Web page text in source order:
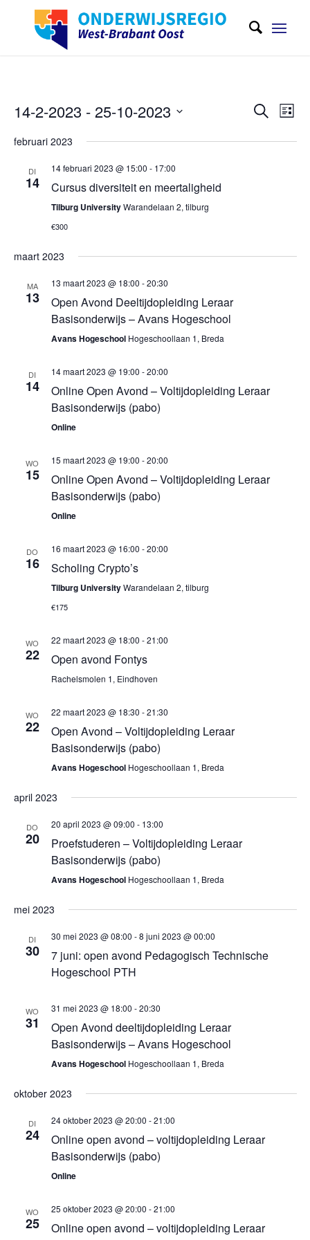
Zoeken
Lijst
14-2-2023 - 25-10-2023
datum
februari 2023
DI
14
14 februari 2023 @ 15:00 - 17:00
Cursus diversiteit en meertaligheid
Tilburg UniversityWarandelaan 2, tilburg
€300
maart 2023
MA
13
13 maart 2023 @ 18:00 -20:30
Open Avond Deeltijdopleiding Leraar
Basisonderwijs – Avans Hogeschool
Avans Hogeschool Hogeschoollaan 1, Breda
DI
14
14 maart 2023 @ 19:00 -20:00
Online Open Avond – Voltijdopleiding Leraar
Basisonderwijs (pabo)
Online
WO
15
15 maart 2023 @ 19:00 -20:00
Online Open Avond – Voltijdopleiding Leraar
Basisonderwijs (pabo)
Online
DO
16
16 maart 2023 @ 16:00 -20:00
Scholing Crypto’s
Tilburg UniversityWarandelaan 2, tilburg
€175
WO
22
22 maart 2023 @ 18:00 -21:00
Open avond Fontys
Rachelsmolen 1, Eindhoven
WO
22
22 maart 2023 @ 18:30 -21:30
Open Avond – Voltijdopleiding Leraar
Basisonderwijs (pabo)
Avans Hogeschool Hogeschoollaan 1, Breda
april 2023
DO
20
20 april 2023 @ 09:00 - 13:00
Proefstuderen – Voltijdopleiding Leraar
Basisonderwijs (pabo)
Avans Hogeschool Hogeschoollaan 1, Breda
mei 2023
DI
30
30 mei 2023 @ 08:00 -8 juni 2023 @ 00:00
7 juni: open avond Pedagogisch Technische
Hogeschool PTH
WO
31
31 mei 2023 @ 18:00 -20:30
Open Avond deeltijdopleiding Leraar
Basisonderwijs – Avans Hogeschool
Avans Hogeschool Hogeschoollaan 1, Breda
oktober 2023
DI
24
24 oktober 2023 @ 20:00 -21:00
Online open avond – voltijdopleiding Leraar
Basisonderwijs (pabo)
Online
WO
25
25 oktober 2023 @ 20:00 -21:00
Online open avond – voltijdopleiding Leraar